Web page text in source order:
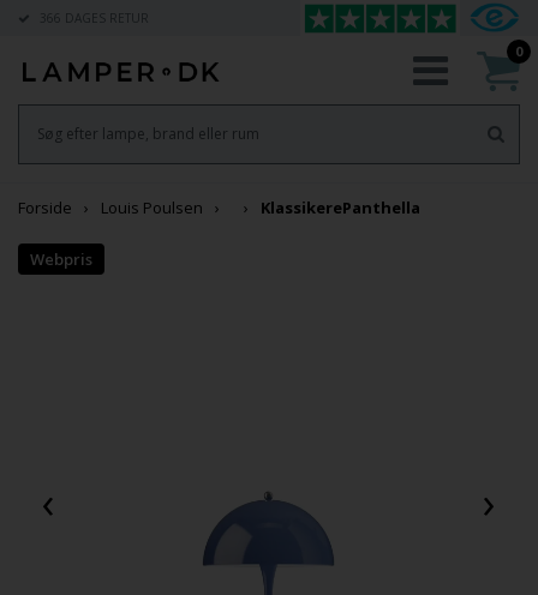
366 DAGES RETUR
0
Forside Louis Poulsen KlassikerePanthella
‹ ›